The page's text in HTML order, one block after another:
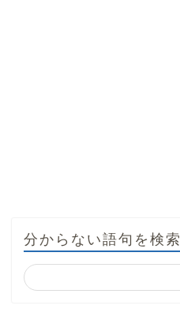
分からない語句を検索